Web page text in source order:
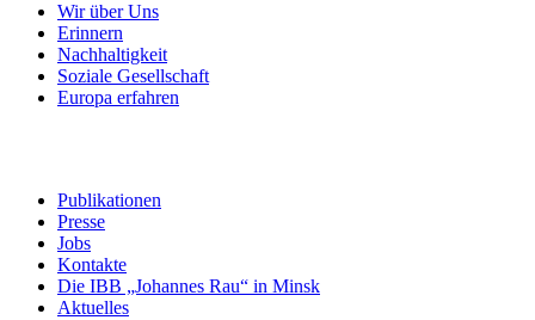
Wir über Uns
Erinnern
Nachhaltigkeit
Soziale Gesellschaft
Europa erfahren
Publikationen
Presse
Jobs
Kontakte
Die IBB „Johannes Rau“ in Minsk
Aktuelles